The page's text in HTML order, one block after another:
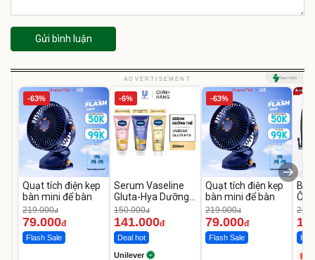
Gửi bình luận
ADVERTISEMENT
-63%
Quạt tích điện kẹp
bàn mini để bàn
219.000đ
79.000đ
Flash Sale
-6%
Serum Vaseline
Gluta-Hya Dưỡng
Da Sáng Mịn Sau 7
Ngày
150.000đ
141.000đ
Deal hot
Unilever
-63%
Quạt tích điện kẹp
bàn mini để bàn
219.000đ
79.000đ
Flash Sale
Ô
Hot